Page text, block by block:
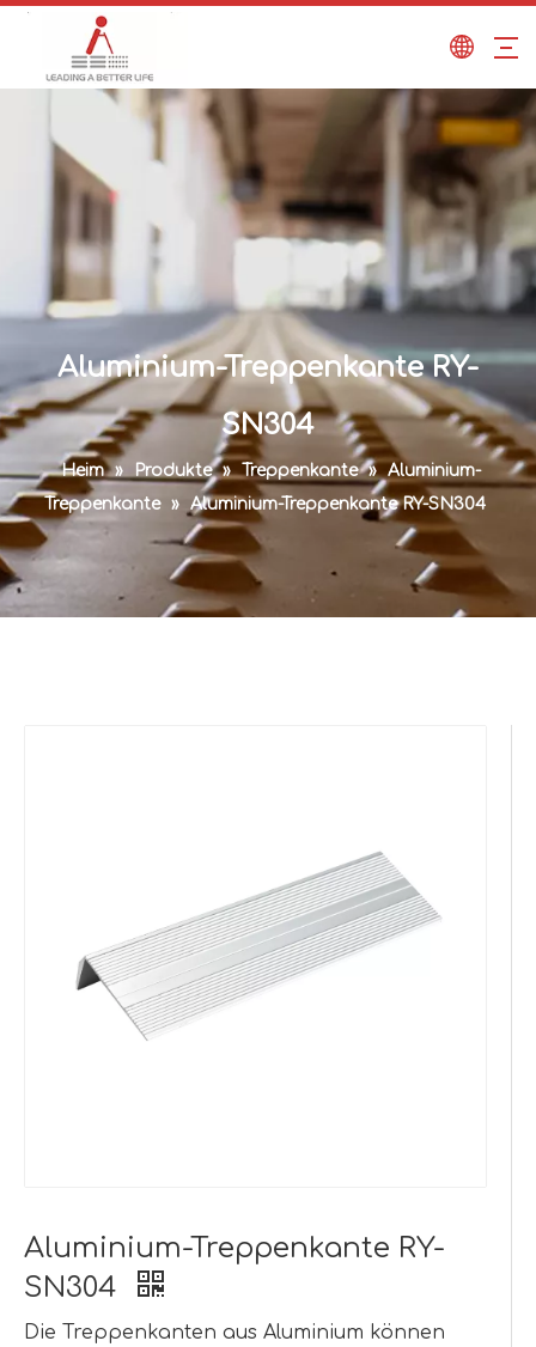
Aluminium-Treppenkante RY-
SN304
Heim » Produkte » Treppenkante » Aluminium-
Treppenkante » Aluminium-Treppenkante RY-SN304
Aluminium-Treppenkante RY-
SN304
Die Treppenkanten aus Aluminium können